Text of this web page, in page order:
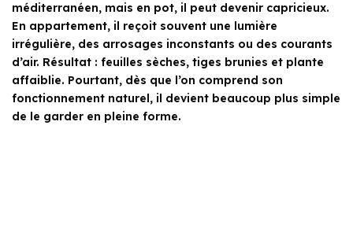
méditerranéen, mais en pot, il peut devenir capricieux.
En appartement, il reçoit souvent une lumière
irrégulière, des arrosages inconstants ou des courants
d’air. Résultat : feuilles sèches, tiges brunies et plante
affaiblie. Pourtant, dès que l’on comprend son
fonctionnement naturel, il devient beaucoup plus simple
de le garder en pleine forme.